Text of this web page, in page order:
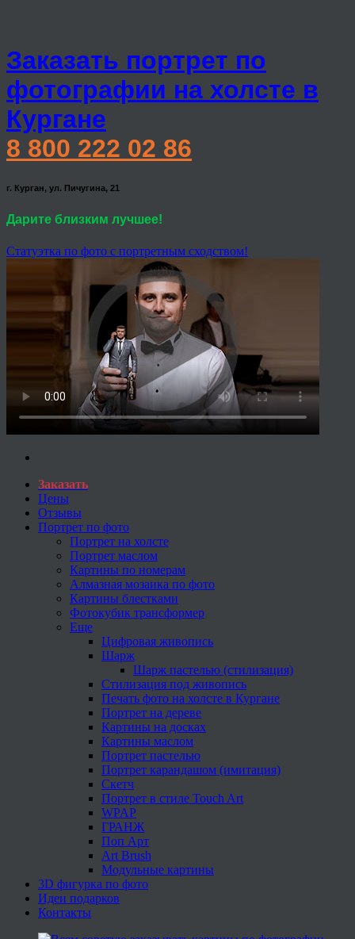
Заказать портрет по
фотографии на холсте в
Кургане
8 800 222 02 86
г. Курган, ул. Пичугина, 21
Дарите близким лучшее!
Статуэтка по фото с портретным сходством!
Заказать
Цены
Отзывы
Портрет по фото
Портрет на холсте
Портрет маслом
Картины по номерам
Алмазная мозаика по фото
Картины блестками
Фотокубик трансформер
Еще
Цифровая живопись
Шарж
Шарж пастелью (стилизация)
Стилизация под живопись
Печать фото на холсте в Кургане
Портрет на дереве
Картины на досках
Картины маслом
Портрет пастелью
Портрет карандашом (имитация)
Скетч
Портрет в стиле Touch Art
WPAP
ГРАНЖ
Поп Арт
Art Brush
Модульные картины
3D фигурка по фото
Идеи подарков
Контакты